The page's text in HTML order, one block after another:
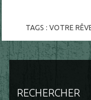
TAGS :VOTRE
RECHERCHER